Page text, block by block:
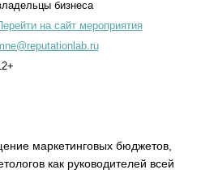
бизнеса
на сайт мероприятия
маркетинговых бюджетов,
как руководителей всей